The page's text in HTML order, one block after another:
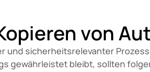
von
und sicherheitsrelevanter
gewährleistet bleibt, sollten